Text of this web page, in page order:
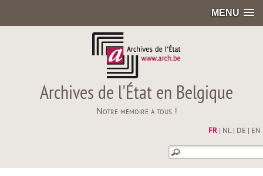
MENU
Archives de l'État en Belgique
Notre mémoire à tous !
FR| NL| DE EN